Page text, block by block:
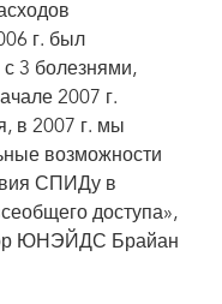
г. был
3 болезнями,
2007 г.
в 2007 г. мы
возможности
СПИДу в
доступа»,
ЮНЭЙДС Брайан